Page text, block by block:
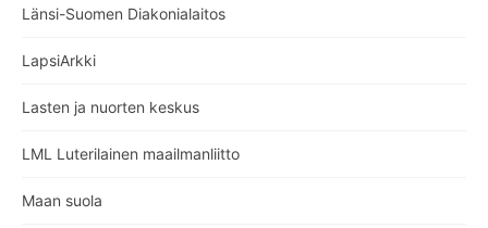
Länsi-Suomen Diakonialaitos
LapsiArkki
Lasten ja nuorten keskus
LML Luterilainen maailmanliitto
Maan suola